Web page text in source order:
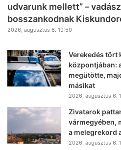
udvarunk mellett” –
bosszankodnak
2026, augusztus 6. 19:50
Verekedés tört
központjában:
megütötte,
másikat
2026, augusztus 6.
Zivatarok
vármegyében,
a melegrekord
2026, augusztus 6.